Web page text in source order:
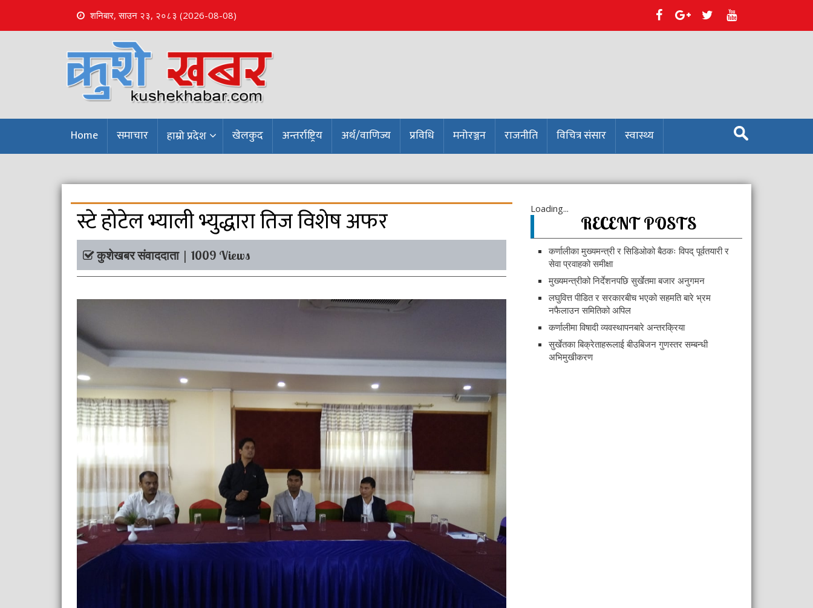
शनिबार, साउन २३, २०८३ (2026-08-08)
t
Home समाचार हाम्रो प्रदेश खेलकुद अन्तर्राष्ट्रिय अर्थ/वाणिज्य प्रविधि मनोरञ्जन राजनीति विचित्र संसार स्वास्थ्य
S
e
a
:
स्टे होटेल भ्याली भ्युद्धारा तिज विशेष अफर
कुशेखबर संवाददाता | 1009 Views
Loading...
RECENT POSTS
कर्णालीका मुख्यमन्त्री र सिडिओको बैठकः विपद् पूर्वतयारी र
सेवा प्रवाहको समीक्षा
मुख्यमन्त्रीको निर्देशनपछि सुर्खेतमा बजार अनुगमन
लघुवित्त पीडित र सरकारबीच भएको सहमति बारे भ्रम
नफैलाउन समितिको अपिल
कर्णालीमा विषादी व्यवस्थापनबारे अन्तरक्रिया
सुर्खेतका बिक्रेताहरूलाई बीउबिजन गुणस्तर सम्बन्धी
अभिमुखीकरण